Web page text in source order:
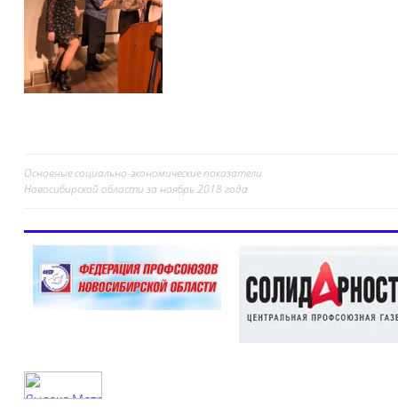
Навигация
записям
Основные социально-экономические показатели
Новосибирской области за ноябрь 2018 года